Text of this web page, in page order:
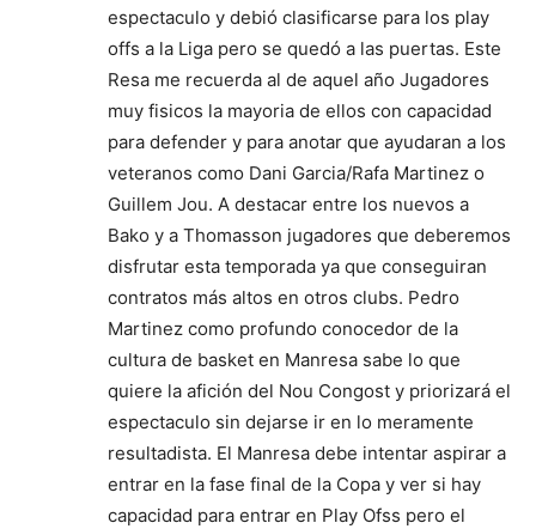
espectaculo y debió clasificarse para los play
offs a la Liga pero se quedó a las puertas. Este
Resa me recuerda al de aquel año Jugadores
muy fisicos la mayoria de ellos con capacidad
para defender y para anotar que ayudaran a los
veteranos como Dani Garcia/Rafa Martinez o
Guillem Jou. A destacar entre los nuevos a
Bako y a Thomasson jugadores que deberemos
disfrutar esta temporada ya que conseguiran
contratos más altos en otros clubs. Pedro
Martinez como profundo conocedor de la
cultura de basket en Manresa sabe lo que
quiere la afición del Nou Congost y priorizará el
espectaculo sin dejarse ir en lo meramente
resultadista. El Manresa debe intentar aspirar a
entrar en la fase final de la Copa y ver si hay
capacidad para entrar en Play Ofss pero el